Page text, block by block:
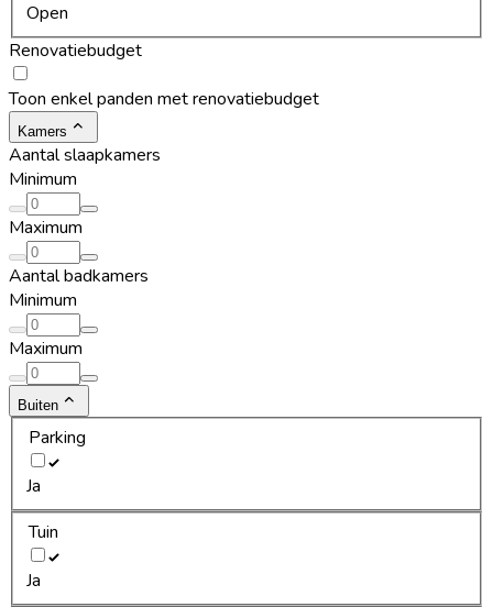
Open
Renovatiebudget
Toon enkel panden met renovatiebudget
Kamers
Aantal slaapkamers
Minimum
Maximum
Aantal badkamers
Minimum
Maximum
Buiten
Parking
Ja
Tuin
Ja